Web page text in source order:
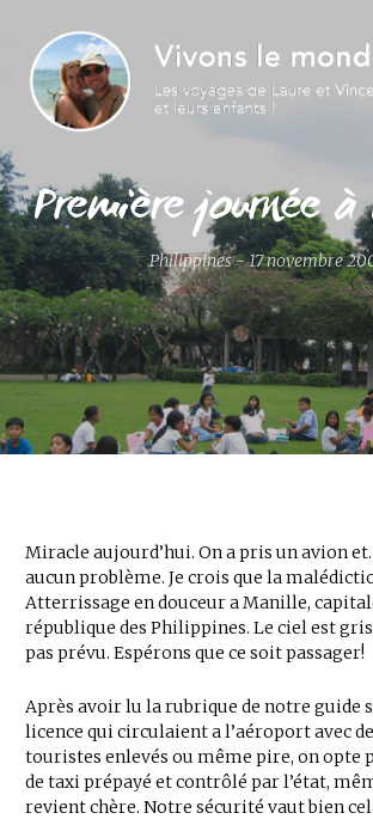
Première journée
Philippines - 17 novembre
Miracle aujourd’hui. On a pris un avion
aucun problème. Je crois que la
Atterrissage en douceur a Manille,
république des Philippines. Le ciel est
pas prévu. Espérons que ce soit passager!
Après avoir lu la rubrique de notre guide
licence qui circulaient a l’aéroport avec
touristes enlevés ou même pire, on opte
de taxi prépayé et contrôlé par l’état,
revient chère. Notre sécurité vaut bien